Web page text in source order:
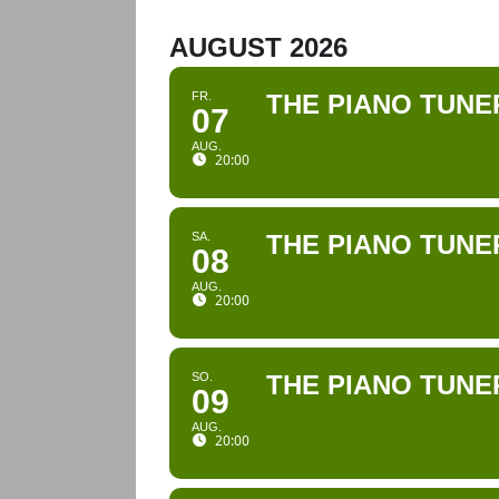
AUGUST 2026
FR.
07
AUG.
20:00
THE PIANO
SA.
08
AUG.
20:00
THE PIANO
SO.
09
AUG.
20:00
THE PIANO